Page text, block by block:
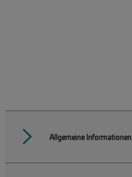
Allgemeine Informationen